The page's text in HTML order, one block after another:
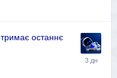
останнє